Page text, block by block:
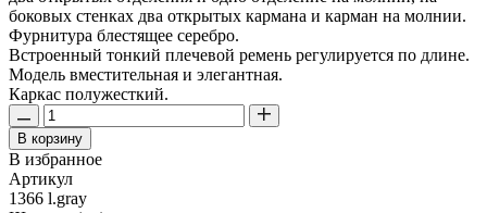
боковых стенках два открытых кармана и карман на молнии.
Фурнитура блестящее серебро.
Встроенный тонкий плечевой ремень регулируется по длине.
Модель вместительная и элегантная.
Каркас полужесткий.
В корзину
В избранное
Артикул
1366 l.gray